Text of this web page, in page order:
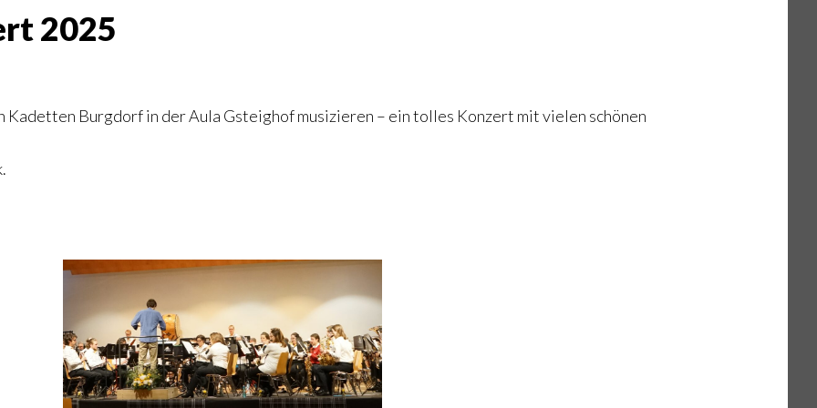
2025
Burgdorf in der Aula Gsteighof musizieren – ein tolles Konzert mit vielen schönen